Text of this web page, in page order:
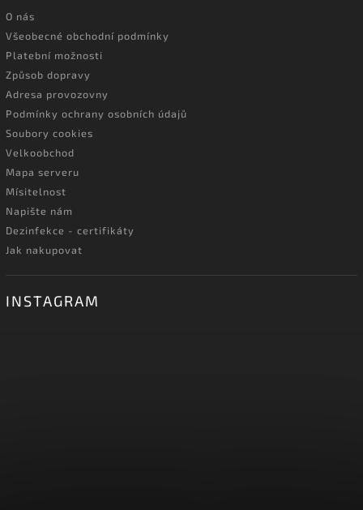
O nás
Všeobecné obchodní podmínky
Platební možnosti
Způsob dopravy
Adresa provozovny
Podmínky ochrany osobních údajů
Soubory cookies
Velkoobchod
Mapa serveru
Mísitelnost
Napište nám
Dezinfekce - certifikáty
Jak nakupovat
INSTAGRAM